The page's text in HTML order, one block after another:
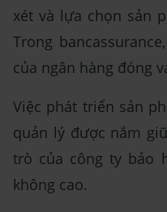
xét và lựa chọn sản
Trong
của ngân hàng đóng
Việc phát triển sản
quản lý được nắm
trò của công ty bảo
không cao.